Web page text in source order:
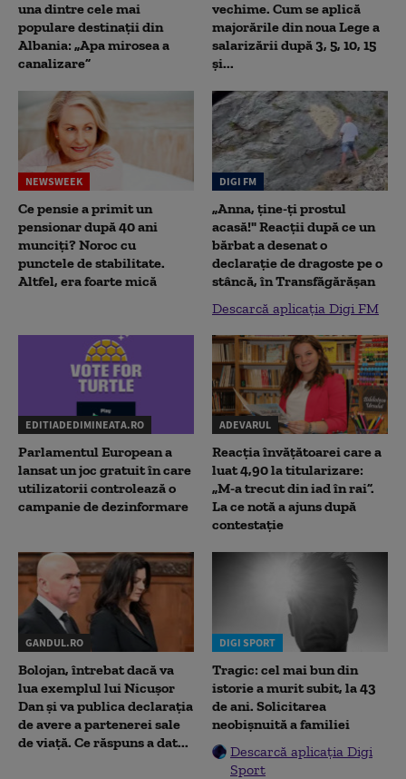
una dintre cele mai
populare destinații din
Albania: „Apa mirosea a
canalizare”
vechime. Cum se aplică
majorările din noua Lege a
salarizării după 3, 5, 10, 15
și...
NEWSWEEK
Ce pensie a primit un
pensionar după 40 ani
munciți? Noroc cu
punctele de stabilitate.
Altfel, era foarte mică
DIGI FM
„Anna, ţine-ţi prostul
acasă!" Reacţii după ce un
bărbat a desenat o
declaraţie de dragoste pe o
stâncă, în Transfăgărăşan
Descarcă aplicația Digi FM
EDITIADEDIMINEATA.RO
Parlamentul European a
lansat un joc gratuit în care
utilizatorii controlează o
campanie de dezinformare
ADEVARUL
Reacția învățătoarei care a
luat 4,90 la titularizare:
„M-a trecut din iad în rai”.
La ce notă a ajuns după
contestație
GANDUL.RO
Bolojan, întrebat dacă va
lua exemplul lui Nicușor
Dan și va publica declarația
de avere a partenerei sale
de viață. Ce răspuns a dat...
DIGI SPORT
Tragic: cel mai bun din
istorie a murit subit, la 43
de ani. Solicitarea
neobișnuită a familiei
Descarcă aplicația Digi
Sport